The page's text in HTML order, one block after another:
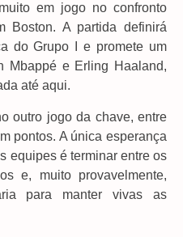
em jogo no confronto
Boston. A partida definirá
do Grupo I e promete um
Mbappé e Erling Haaland,
até aqui.
outro jogo da chave, entre
pontos. A única esperança
equipes é terminar entre os
e, muito provavelmente,
para manter vivas as